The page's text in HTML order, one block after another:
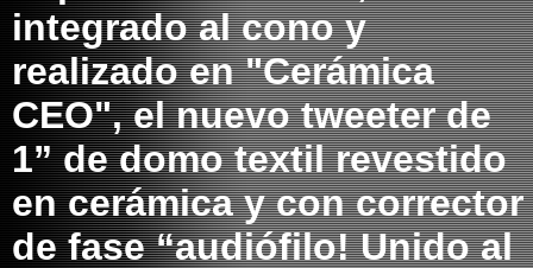
integrado al cono y
realizado en "Cerámica
CEO", el nuevo tweeter de
1” de domo textil revestido
en cerámica y con corrector
de fase “audiófilo! Unido al